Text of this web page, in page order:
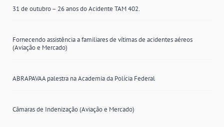
31 de outubro – 26 anos do Acidente TAM 402.
Fornecendo assistência a familiares de vítimas de acidentes aéreos
(Aviação e Mercado)
ABRAPAVAA palestra na Academia da Polícia Federal
Câmaras de Indenização (Aviação e Mercado)